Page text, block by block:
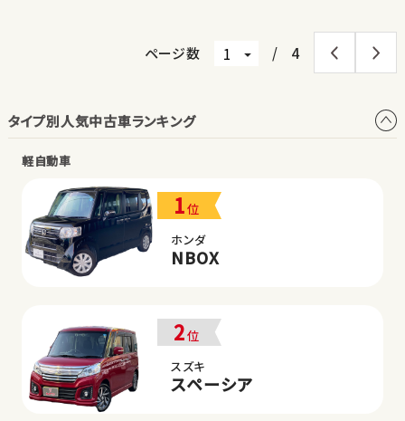
ページ数 / 4
タイプ別人気中古車ランキング
軽自動車
1位
ホンダ
NBOX
2位
スズキ
スペーシア